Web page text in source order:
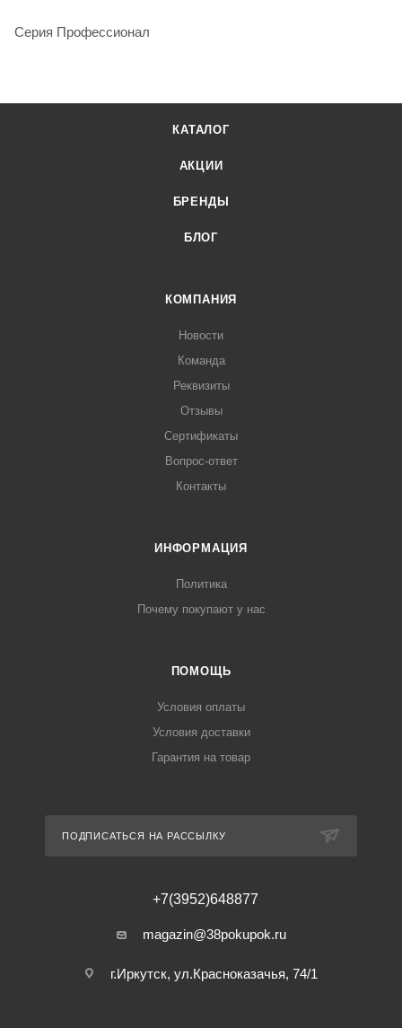
Серия Профессионал
КАТАЛОГ
АКЦИИ
БРЕНДЫ
БЛОГ
КОМПАНИЯ
Новости
Команда
Реквизиты
Отзывы
Сертификаты
Вопрос-ответ
Контакты
ИНФОРМАЦИЯ
Политика
Почему покупают у нас
ПОМОЩЬ
Условия оплаты
Условия доставки
Гарантия на товар
ПОДПИСАТЬСЯ НА РАССЫЛКУ
+7(3952)648877
magazin@38pokupok.ru
г.Иркутск, ул.Красноказачья, 74/1